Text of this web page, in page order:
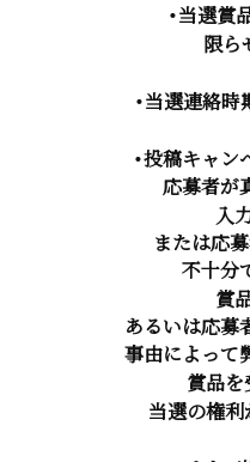
・当選賞
限ら
・当選連絡
・投稿キャン
応募者が
入
または応
不十分
賞
あるいは応募
事由によって
賞品を
当選の権利